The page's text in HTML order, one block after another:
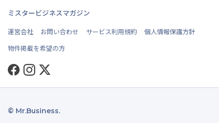
ミスタービジネスマガジン
運営会社 お問い合わせ サービス利用規約
個人情報保護方針
物件掲載を希望の方
Facebook
Instagram
Twitter
© Mr.Business.